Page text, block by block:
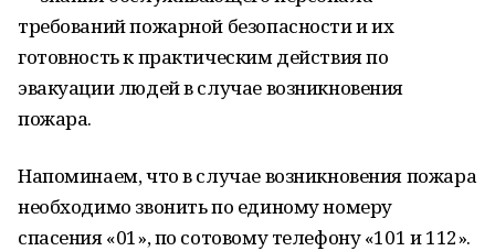
требований пожарной безопасности и их
готовность к практическим действия по
эвакуации людей в случае возникновения
пожара.
Напоминаем, что в случае возникновения пожара
необходимо звонить по единому номеру
спасения «01», по сотовому телефону «101 и 112».